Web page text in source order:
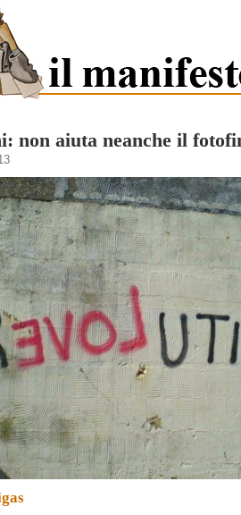
non aiuta neanche il